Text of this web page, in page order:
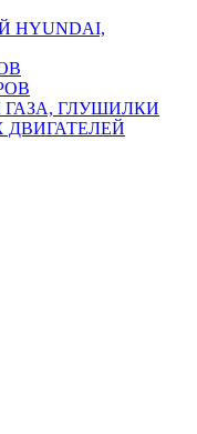
HYUNDAI,
ГЛУШИЛКИ
ДВИГАТЕЛЕЙ